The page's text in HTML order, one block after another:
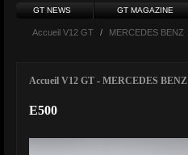
GT NEWS GT MAGAZINE
Accueil V12 GT / MERCEDES BENZ
Accueil V12 GT - MERCEDES BENZ
E500